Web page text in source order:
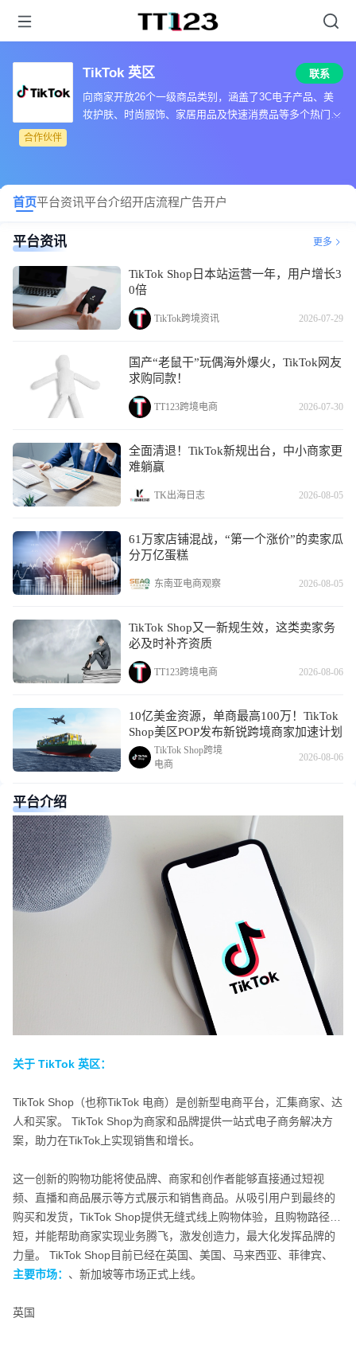
合作伙伴
TikTok 英区
联系
向商家开放26个一级商品类别，涵盖了3C电子产品、美
妆护肤、时尚服饰、家居用品及快速消费品等多个热门行
首页平台资讯平台介绍开店流程广告开户
平台资讯 更多
TikTok Shop日本站运营一年，用户增长3
0倍
TikTok跨境资讯 2026-07-29
国产“老鼠干”玩偶海外爆火，TikTok网友
求购同款！
TT123跨境电商 2026-07-30
全面清退！TikTok新规出台，中小商家更
难躺赢
TK出海日志 2026-08-05
61万家店铺混战，“第一个涨价”的卖家瓜
分万亿蛋糕
东南亚电商观察 2026-08-05
TikTok Shop又一新规生效，这类卖家务
必及时补齐资质
TT123跨境电商 2026-08-06
10亿美金资源，单商最高100万！TikTok
Shop美区POP发布新锐跨境商家加速计划
TikTok Shop跨境
电商
2026-08-06
平台介绍
关于 TikTok 英区：
TikTok Shop（也称TikTok 电商）是创新型电商平台，汇集商家、达
人和买家。 TikTok Shop为商家和品牌提供一站式电子商务解决方
案，助力在TikTok上实现销售和增长。
这一创新的购物功能将使品牌、商家和创作者能够直接通过短视
频、直播和商品展示等方式展示和销售商品。从吸引用户到最终的
购买和发货，TikTok Shop提供无缝式线上购物体验，且购物路径
短，并能帮助商家实现业务腾飞，激发创造力，最大化发挥品牌的
力量。 TikTok Shop目前已经在英国、美国、马来西亚、菲律宾、
泰国、越南、新加坡等市场正式上线。
主要市场：
英国
主要市场：